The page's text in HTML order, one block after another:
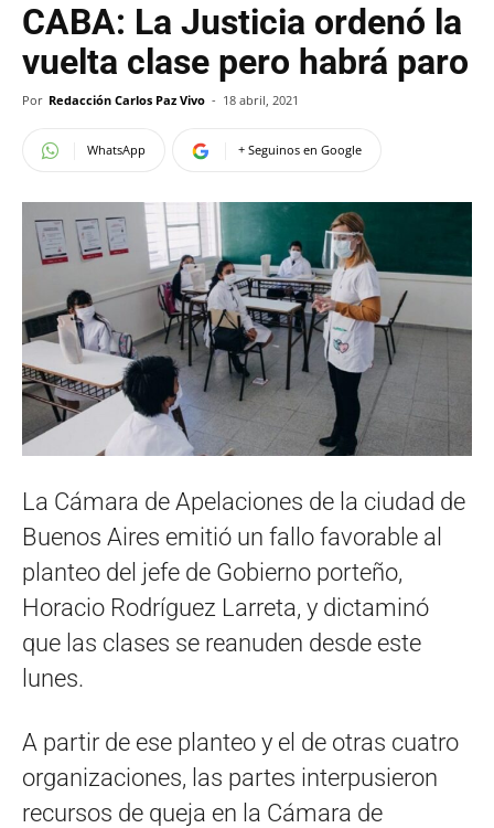
CABA: La Justicia ordenó la
vuelta clase pero habrá paro
Por Redacción Carlos Paz Vivo - 18 abril, 2021
WhatsApp + Seguinos en Google
La Cámara de Apelaciones de la ciudad de
Buenos Aires emitió un fallo favorable al
planteo del jefe de Gobierno porteño,
Horacio Rodríguez Larreta, y dictaminó
que las clases se reanuden desde este
lunes.
A partir de ese planteo y el de otras cuatro
organizaciones, las partes interpusieron
recursos de queja en la Cámara de